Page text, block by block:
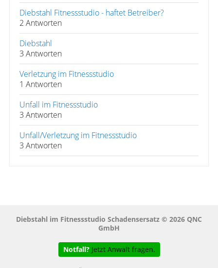
Diebstahl Fitnessstudio - haftet Betreiber?
2 Antworten
Diebstahl
3 Antworten
Verletzung im Fitnessstudio
1 Antworten
Unfall im Fitnessstudio
3 Antworten
Unfall/Verletzung im Fitnessstudio
3 Antworten
Diebstahl im Fitnessstudio Schadensersatz © 2026 QNC
GmbH
Notfall? Jetzt Anwalt fragen.